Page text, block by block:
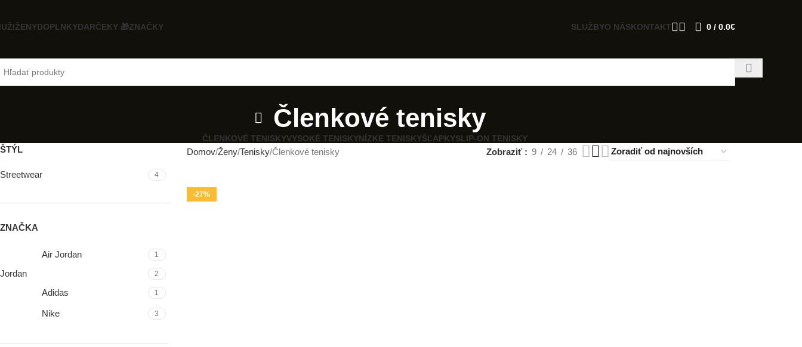
ŽENYDOPLNKYDARČEKY 🎁ZNAČKY SLUŽBYO NÁSKONTAKT 0 / 0.0€
Členkové tenisky
ČLENKOVÉ TENISKYVYSOKÉ TENISKYNÍZKE TENISKYŠĽAPKYSLIP-ON TENISKY
ŠTÝL
Streetwear 4
ZNAČKA
Air Jordan 1
Jordan 2
Adidas 1
Nike 3
Domov Ženy Tenisky Členkové tenisky Zobraziť 9 24 36
-27%